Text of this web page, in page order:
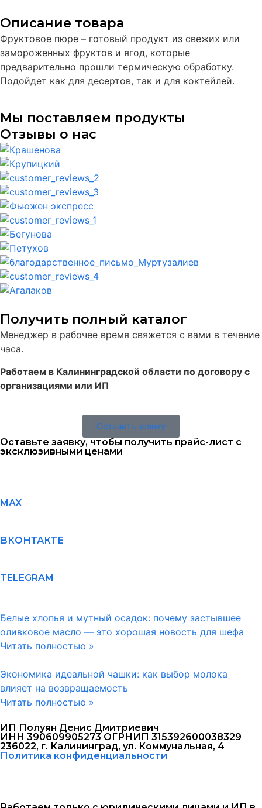
Описание товара
Фруктовое пюре – готовый продукт из свежих или
замороженных фруктов и ягод, которые
предварительно прошли термическую обработку.
Подойдет как для десертов, так и для коктейлей.
Мы поставляем продукты
Отзывы о нас
Получить полный каталог
Менеджер в рабочее время свяжется с вами в течение
часа.
Работаем в Калининградской области по договору с
организациями или ИП
Оставить заявку
Оставьте заявку, чтобы получить прайс-лист с
эксклюзивными ценами
MAX
ВКОНТАКТЕ
TELEGRAM
Белые хлопья и мутный осадок: почему застывшее
оливковое масло — это хорошая новость для шефа
Читать полностью »
Экономика идеальной чашки: как выбор молока
влияет на возвращаемость
Читать полностью »
ИП Полуян Денис Дмитриевич
ИНН 390609905273 ОГРНИП 315392600038329
236022, г. Калининград, ул. Коммунальная, 4
Политика конфиденциальности